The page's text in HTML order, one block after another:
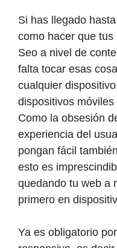
Si has llegado
como hacer que
Seo a nivel de
falta tocar esas
cualquier
dispositivos
Como la obsesión
experiencia del
pongan fácil
esto es
quedando tu web a
primero en
Ya es obligatorio